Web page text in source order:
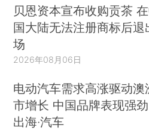
贝恩资本宣布收购贡茶
国大陆无法注册商标后退
场
2026年08月06日
电动汽车需求高涨驱动澳
市增长 中国品牌表现强劲
出海·汽车